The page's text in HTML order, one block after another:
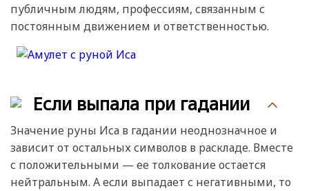
публичным людям, профессиям, связанным с
постоянным движением и ответственностью.
Если выпала при гадании
Значение руны Иса в гадании неоднозначное и
зависит от остальных символов в раскладе. Вместе
с положительными — ее толкование остается
нейтральным. А если выпадает с негативными, то